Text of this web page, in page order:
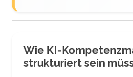
Wie KI-
strukturiert sein